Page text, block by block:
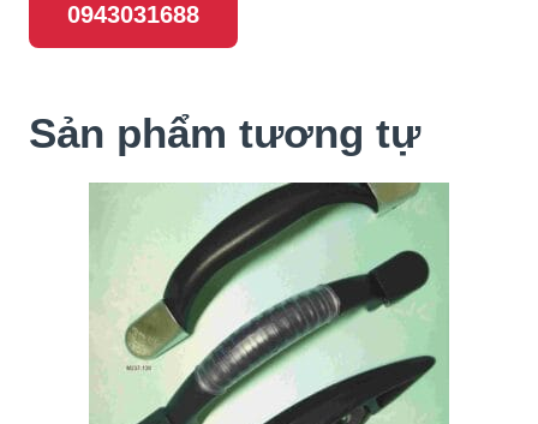
0943031688
Sản phẩm tương tự